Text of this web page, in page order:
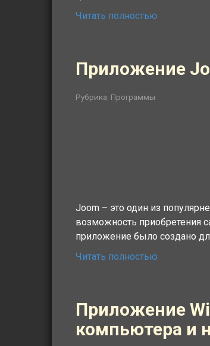
Читать полностью
Приложение
Рубрика: Программы
Joom – это один из
возможность приобретения
приложение было создано
Читать полностью
Приложение
компьютера и